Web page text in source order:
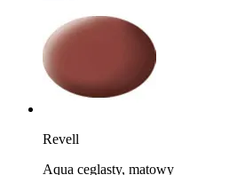
Revell
Aqua ceglasty, matowy